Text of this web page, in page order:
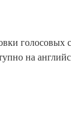
голосовых
на